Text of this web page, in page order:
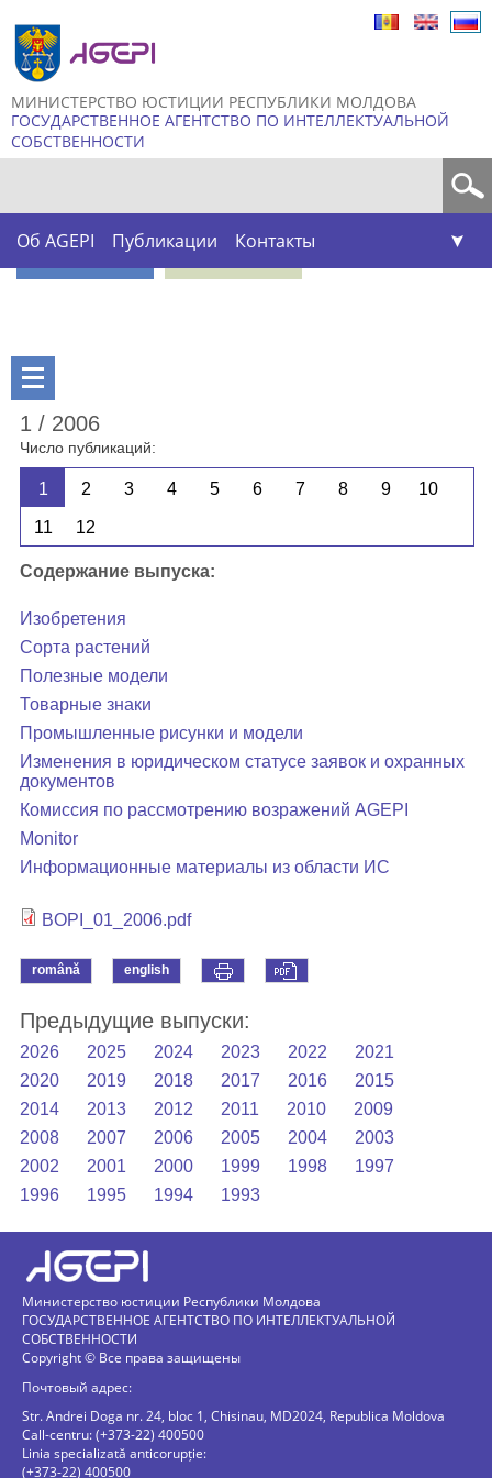
МИНИСТЕРСТВО ЮСТИЦИИ РЕСПУБЛИКИ МОЛДОВА
ГОСУДАРСТВЕННОЕ АГЕНТСТВО ПО ИНТЕЛЛЕКТУАЛЬНОЙ
СОБСТВЕННОСТИ
Об AGEPI Публикации Контакты
1 / 2006
Число публикаций:
1 2 3 4 5 6 7 8 9 10
11 12
Содержание выпуска:
Изобретения
Сорта растений
Полезные модели
Товарные знаки
Промышленные рисунки и модели
Изменения в юридическом статусе заявок и охранных
документов
Комиссия по рассмотрению возражений AGEPI
Monitor
Информационные материалы из области ИС
BOPI_01_2006.pdf
română english
Предыдущие выпуски:
2026 2025 2024 2023 2022
2021
2020
2019 2018 2017 2016
2015
2014
2013 2012 2011 2010
2009
2008
2007 2006 2005 2004
2003
2002
2001 2000 1999 1998
1997
1996
1995 1994 1993
Министерство юстиции Республики Молдова
ГОСУДАРСТВЕННОЕ АГЕНТСТВО ПО ИНТЕЛЛЕКТУАЛЬНОЙ
СОБСТВЕННОСТИ
Copyright © Все права защищены
Почтовый адрес:
Str. Andrei Doga nr. 24, bloc 1, Chisinau, MD2024, Republica Moldova
Call-centru: (+373-22) 400500
Linia specializată anticorupție:
(+373-22) 400500